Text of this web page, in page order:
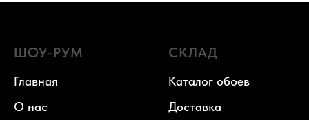
ШОУ-РУМ
Главная
О нас
СКЛАД
Каталог обоев
Доставка